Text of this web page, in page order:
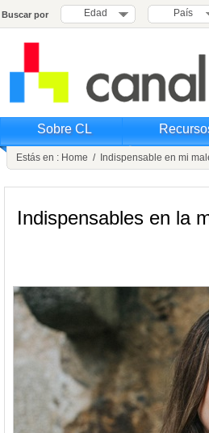
Buscar por Edad País
Sobre CL
Estás en : Home / Indispensable en mi
Indispensables en la